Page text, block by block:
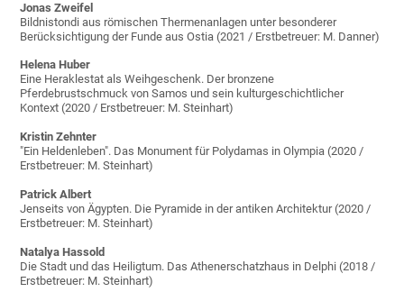
Jonas Zweifel
Bildnistondi aus römischen Thermenanlagen unter besonderer
Berücksichtigung der Funde aus Ostia (2021 / Erstbetreuer: M. Danner)
Helena Huber
Eine Heraklestat als Weihgeschenk. Der bronzene
Pferdebrustschmuck von Samos und sein kulturgeschichtlicher
Kontext (2020 / Erstbetreuer: M. Steinhart)
Kristin Zehnter
"Ein Heldenleben". Das Monument für Polydamas in Olympia (2020 /
Erstbetreuer: M. Steinhart)
Patrick Albert
Jenseits von Ägypten. Die Pyramide in der antiken Architektur (2020 /
Erstbetreuer: M. Steinhart)
Natalya Hassold
Die Stadt und das Heiligtum. Das Athenerschatzhaus in Delphi (2018 /
Erstbetreuer: M. Steinhart)